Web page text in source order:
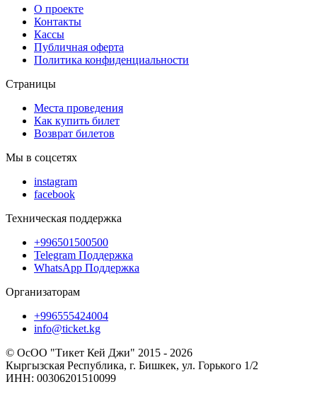
О проекте
Контакты
Кассы
Публичная оферта
Политика конфиденциальности
Страницы
Места проведения
Как купить билет
Возврат билетов
Мы в соцсетях
instagram
facebook
Техническая поддержка
+996501500500
Telegram Поддержка
WhatsApp Поддержка
Организаторам
+996555424004
info@ticket.kg
© ОсОО "Тикет Кей Джи" 2015 - 2026
Кыргызская Республика, г. Бишкек, ул. Горького 1/2
ИНН: 00306201510099